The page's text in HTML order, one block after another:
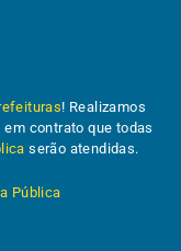
! Realizamos
contrato que todas
serão atendidas.
Pública